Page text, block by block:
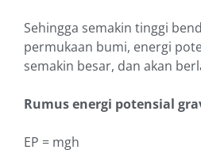
Sehingga semakin tinggi
permukaan bumi, energi
semakin besar, dan akan
Rumus energi potensial
EP = mgh